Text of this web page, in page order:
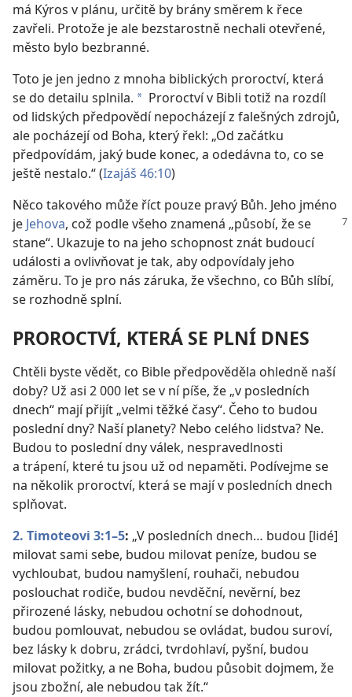
má Kýros v plánu, určitě by brány směrem k řece
zavřeli. Protože je ale bezstarostně nechali otevřené,
město bylo bezbranné.
Toto je jen jedno z mnoha biblických proroctví, která
se do detailu splnila. a Proroctví v Bibli totiž na rozdíl
od lidských předpovědí nepocházejí z falešných zdrojů,
ale pocházejí od Boha, který řekl: „Od začátku
předpovídám, jaký bude konec, a odedávna to, co se
ještě nestalo.“ (Izajáš 46:10)
Něco takového může říct pouze pravý Bůh. Jeho jméno
je Jehova, což podle všeho znamená „působí, že se
stane“. Ukazuje to na jeho schopnost znát budoucí
události a ovlivňovat je tak, aby odpovídaly jeho
záměru. To je pro nás záruka, že všechno, co Bůh slíbí,
se rozhodně splní.
PROROCTVÍ, KTERÁ SE PLNÍ DNES
Chtěli byste vědět, co Bible předpověděla ohledně naší
doby? Už asi 2 000 let se v ní píše, že „v posledních
dnech“ mají přijít „velmi těžké časy“. Čeho to budou
poslední dny? Naší planety? Nebo celého lidstva? Ne.
Budou to poslední dny válek, nespravedlnosti
a trápení, které tu jsou už od nepaměti. Podívejme se
na několik proroctví, která se mají v posledních dnech
splňovat.
2. Timoteovi 3:1–5: „V posledních dnech… budou [lidé]
milovat sami sebe, budou milovat peníze, budou se
vychloubat, budou namyšlení, rouhači, nebudou
poslouchat rodiče, budou nevděční, nevěrní, bez
přirozené lásky, nebudou ochotní se dohodnout,
budou pomlouvat, nebudou se ovládat, budou suroví,
bez lásky k dobru, zrádci, tvrdohlaví, pyšní, budou
milovat požitky, a ne Boha, budou působit dojmem, že
jsou zbožní, ale nebudou tak žít.“